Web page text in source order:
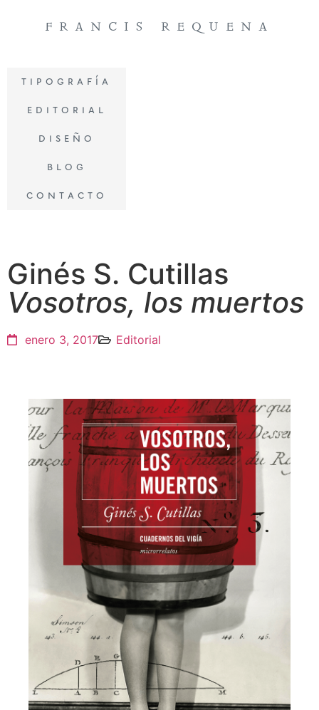
francis requena
tipografía
editorial
diseño
blog
contacto
Ginés S. Cutillas
Vosotros, los muertos
enero 3, 2017 Editorial